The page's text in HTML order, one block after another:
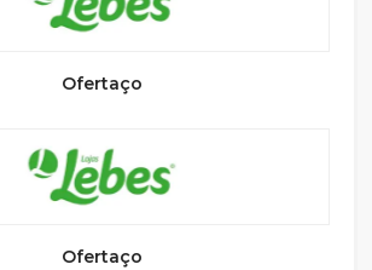
Ofertaço
Ofertaço